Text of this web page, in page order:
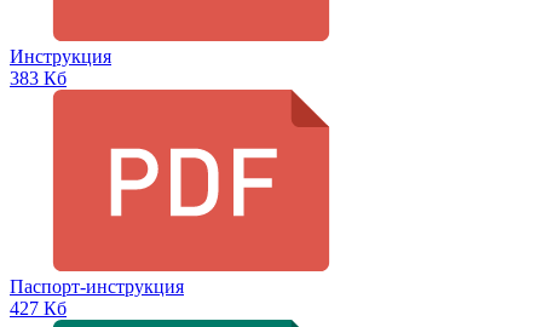
Инструкция
383 Кб
Паспорт-инструкция
427 Кб